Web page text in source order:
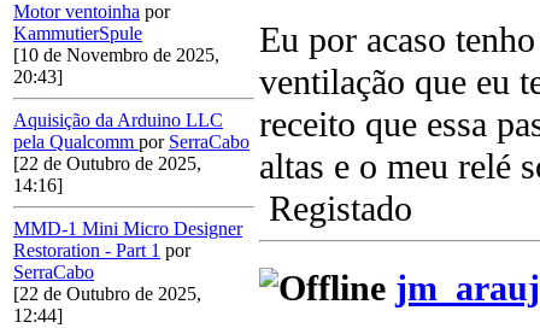
Motor ventoinha por
KammutierSpule
[10 de Novembro de 2025,
20:43]
Aquisição da Arduino LLC
pela Qualcomm por SerraCabo
[22 de Outubro de 2025,
14:16]
MMD-1 Mini Micro Designer
Restoration - Part 1 por
SerraCabo
[22 de Outubro de 2025,
12:44]
Eu por acaso
ventilação que eu
receito que essa
altas e o meu relé
Registado